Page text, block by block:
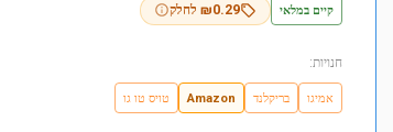
קיים במלאי ₪0.29 לחלק
חנויות:
אמיגו בריקלנד Amazon טויס טו גו